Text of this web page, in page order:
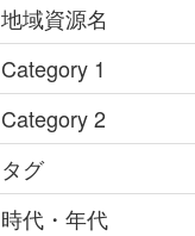
地域資源名
Category 1
Category 2
タグ
時代・年代